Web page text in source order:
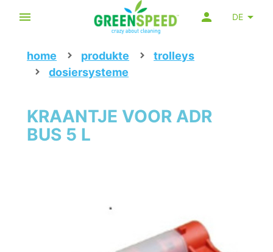
DE
home produkte
trolleys
dosiersysteme
KRAANTJE VOOR ADR
BUS 5 L